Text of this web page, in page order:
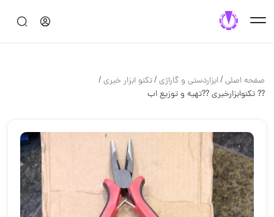
صفحه اصلی/ابزاردستی و گاراژی/تکنو ابزار خیری/
?? تکنوابزارخیری ??تهیه و توزیع اب